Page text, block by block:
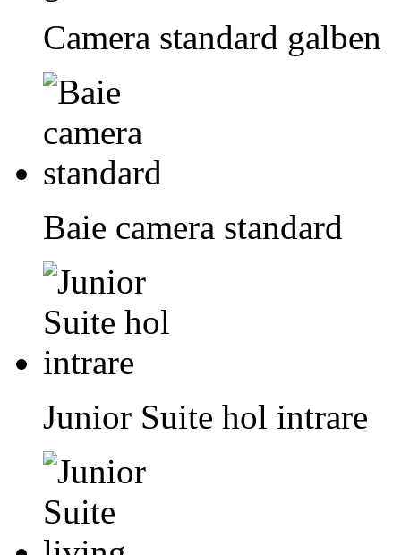
Camera standard galben
Baie camera standard
Junior Suite hol intrare